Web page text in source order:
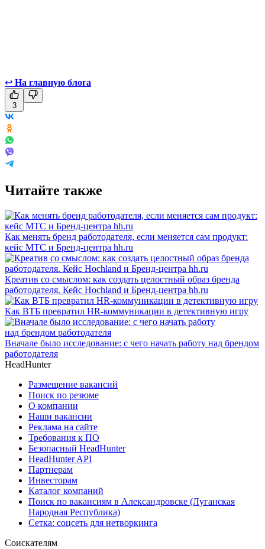
↩ На главную блога
3
Читайте также
Как менять бренд работодателя, если меняется сам продукт:
кейс МТС и Бренд-центра hh.ru
Креатив со смыслом: как создать целостный образ бренда
работодателя. Кейс Hochland и Бренд-центра hh.ru
Как ВТБ превратил HR-коммуникации в детективную игру
Вначале было исследование: с чего начать работу над брендом
работодателя
HeadHunter
Размещение вакансий
Поиск по резюме
О компании
Наши вакансии
Реклама на сайте
Требования к ПО
Безопасный HeadHunter
HeadHunter API
Партнерам
Инвесторам
Каталог компаний
Поиск по вакансиям в Александровске (Луганская
Народная Республика)
Сетка: соцсеть для нетворкинга
Соискателям